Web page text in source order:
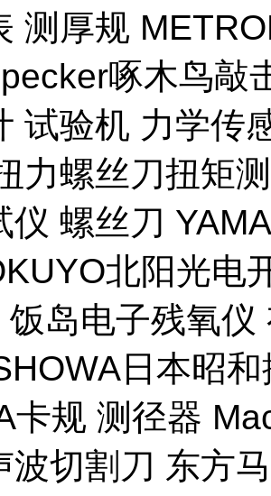
测厚规
啄木鸟敲
试验机 力学传
力螺丝刀扭矩
仪 螺丝刀
北阳光电
岛电子残氧
日本昭
卡规 测径器
波切割刀 东方